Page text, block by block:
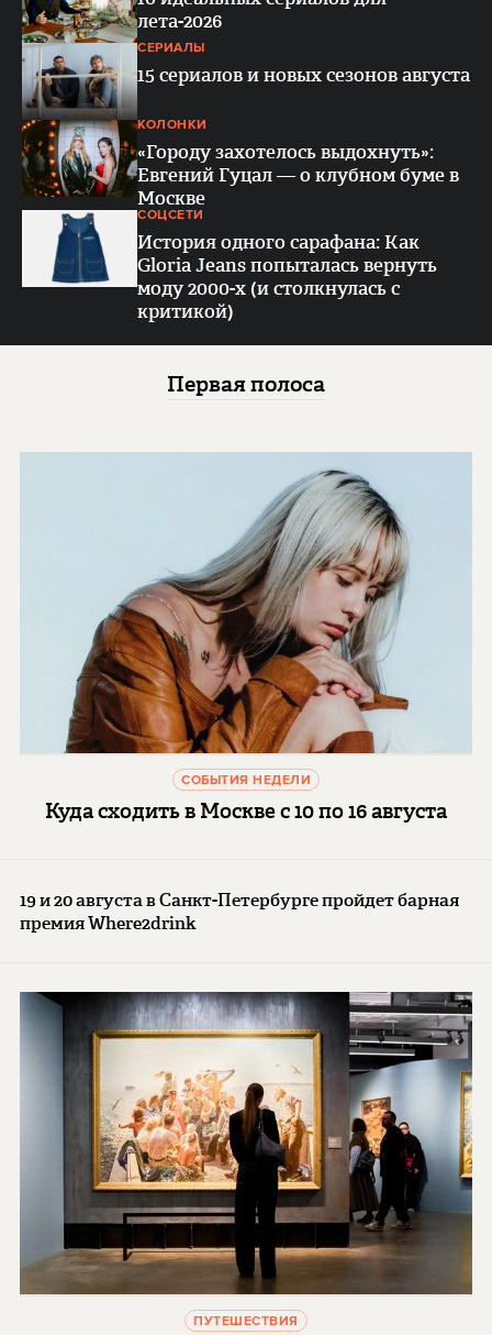
лета-2026
СЕРИАЛЫ
15 сериалов и новых сезонов августа
КОЛОНКИ
«Городу захотелось выдохнуть»:
Евгений Гуцал — о клубном буме в
Москве
СОЦСЕТИ
История одного сарафана: Как
Gloria Jeans попыталась вернуть
моду 2000-х (и столкнулась с
критикой)
Первая полоса
СОБЫТИЯ НЕДЕЛИ
Куда сходить в Москве с 10 по 16 августа
19 и 20 августа в Санкт-Петербурге пройдет барная
премия Where2drink
ПУТЕШЕСТВИЯ